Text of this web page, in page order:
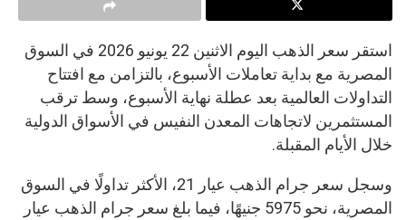
استقر سعر الذهب اليوم الاثنين 22 يونيو 2026 في السوق
المصرية مع بداية تعاملات الأسبوع، بالتزامن مع افتتاح
التداولات العالمية بعد عطلة نهاية الأسبوع، وسط ترقب
المستثمرين لاتجاهات المعدن النفيس في الأسواق الدولية
خلال الأيام المقبلة.
وسجل سعر جرام الذهب عيار 21، الأكثر تداولًا في السوق
المصرية، نحو 5975 جنيهًا، فيما بلغ سعر جرام الذهب عيار